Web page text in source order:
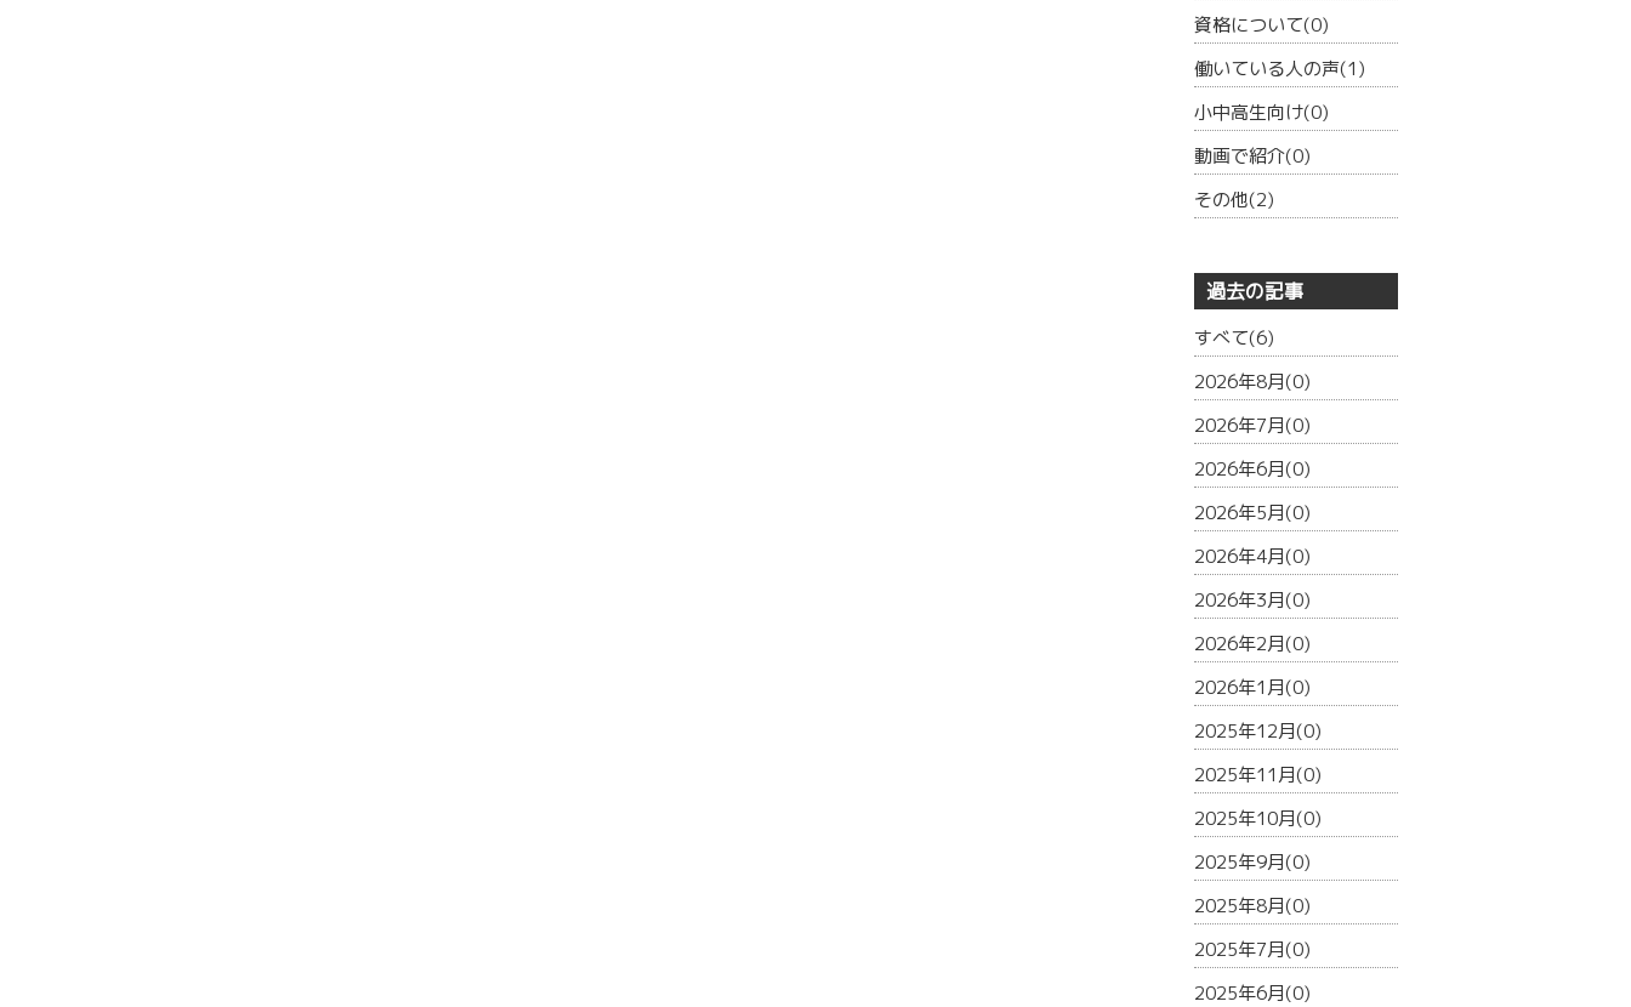
資格について(0)
働いている人の声(1)
小中高生向け(0)
動画で紹介(0)
その他(2)
過去の記事
すべて(6)
2026年8月(0)
2026年7月(0)
2026年6月(0)
2026年5月(0)
2026年4月(0)
2026年3月(0)
2026年2月(0)
2026年1月(0)
2025年12月(0)
2025年11月(0)
2025年10月(0)
2025年9月(0)
2025年8月(0)
2025年7月(0)
2025年6月(0)